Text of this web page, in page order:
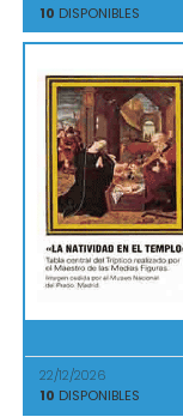
10 DISPONIBLES
22/12/2026
10 DISPONIBLES